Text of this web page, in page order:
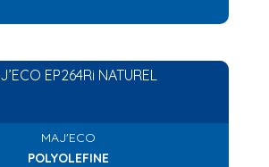
EP264Ri NATUREL
MAJ'ECO
POLYOLEFINE